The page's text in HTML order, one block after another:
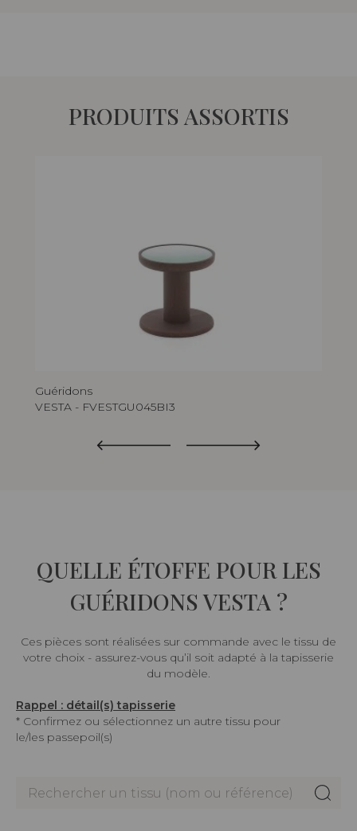
PRODUITS ASSORTIS
Guéridons
VESTA - FVESTGU045BI3
QUELLE ÉTOFFE POUR LES
GUÉRIDONS VESTA ?
Ces pièces sont réalisées sur commande avec le tissu de
votre choix - assurez-vous qu’il soit adapté à la tapisserie
du modèle.
Rappel : détail(s) tapisserie
* Confirmez ou sélectionnez un autre tissu pour
le/les passepoil(s)